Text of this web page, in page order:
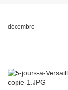
Le mur
décembre